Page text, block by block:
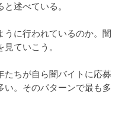
述べている。
に行われているのか。闇
ていこう。
ちが自ら闇バイトに応募
い。そのパターンで最も多